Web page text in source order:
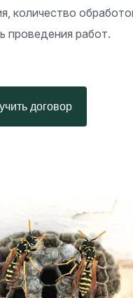
количество
проведения работ.
договор